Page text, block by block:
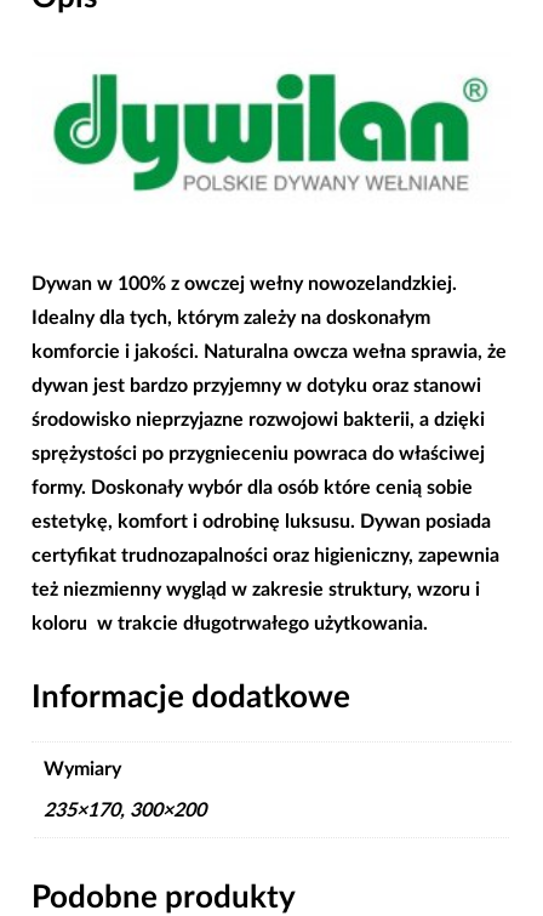
Dywan w 100% z owczej wełny nowozelandzkiej.
Idealny dla tych, którym zależy na doskonałym
komforcie i jakości. Naturalna owcza wełna sprawia, że
dywan jest bardzo przyjemny w dotyku oraz stanowi
środowisko nieprzyjazne rozwojowi bakterii, a dzięki
sprężystości po przygnieceniu powraca do właściwej
formy. Doskonały wybór dla osób które cenią sobie
estetykę, komfort i odrobinę luksusu. Dywan posiada
certyfikat trudnozapalności oraz higieniczny, zapewnia
też niezmienny wygląd w zakresie struktury, wzoru i
koloru w trakcie długotrwałego użytkowania.
Informacje dodatkowe
Wymiary
235×170, 300×200
Podobne produkty